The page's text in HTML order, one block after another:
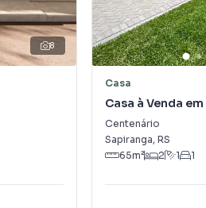
8
Casa
Casa à Venda
Centenário
Sapiranga, RS
65m² 2 1 1